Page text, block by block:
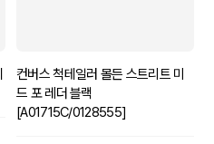
컨버스 척테일러 몰든 스트리트 미
드 포 레더 블랙
[A01715C/0128555]